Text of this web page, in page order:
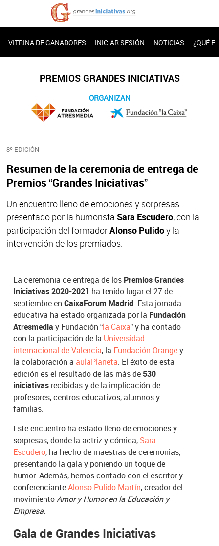
VITRINA DE GANADORES INICIAR SESIÓN NOTICIAS ¿QUÉ
PREMIOS GRANDES INICIATIVAS
ORGANIZAN
8º EDICIÓN
Resumen de la ceremonia de entrega de
Premios “Grandes Iniciativas”
Un encuentro lleno de emociones y sorpresas
presentado por la humorista Sara Escudero, con la
participación del formadorAlonso Pulidoy la
intervención de los premiados.
La ceremonia de entrega de los Premios Grandes
Iniciativas 2020-2021 ha tenido lugar el 27 de
septiembre enCaixaForum Madrid. Esta jornada
educativa ha estado organizada por la Fundación
Atresmedia y Fundación “la Caixa” y ha contado
con la participación de la Universidad
internacional de Valencia, la Fundación Orangey
la colaboración a aulaPlaneta. El éxito de esta
edición es el resultado de las más de 530
iniciativas recibidas y de la implicación de
profesores, centros educativos, alumnos y
familias.
Este encuentro ha estado lleno de emociones y
sorpresas, donde la actriz y cómica, Sara
Escudero, ha hecho de maestras de ceremonias,
presentando la gala y poniendo un toque de
humor. Además, hemos contado con el escritor y
conferencianteAlonso Pulido Martín, creador del
movimientoAmor y Humor en la Educación y
Empresa.
Gala de Grandes Iniciativas